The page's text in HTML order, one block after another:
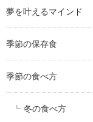
夢を叶えるマインド
季節の保存食
季節の食べ方
冬の食べ方